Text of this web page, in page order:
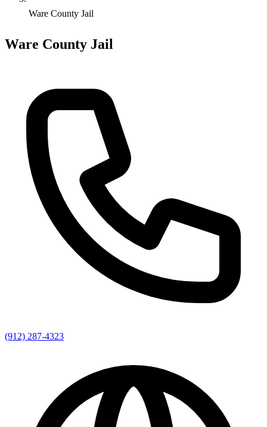
Ware County Jail
Ware County Jail
(912) 287-4323